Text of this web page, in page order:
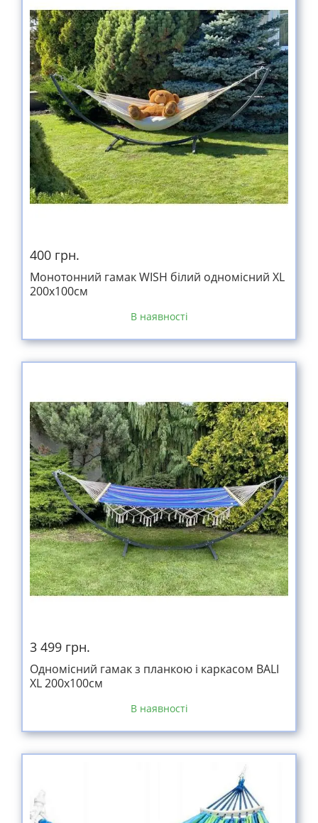
400 грн.
Монотонний гамак WISH білий одномісний XL
200х100см
В наявності
3 499 грн.
Одномісний гамак з планкою і каркасом BALI
XL 200х100см
В наявності